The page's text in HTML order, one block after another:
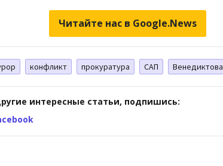
Читайте нас в Google.News
конфликт прокуратура САП Венедиктова
интересные статьи, подпишись: